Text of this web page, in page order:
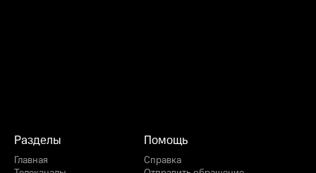
Разделы
Главная
Помощь
Справка